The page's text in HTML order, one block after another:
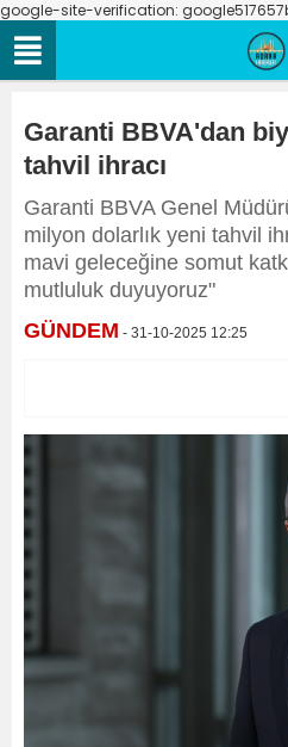
google-site-verification:
Garanti BBVA'dan
tahvil ihracı
Garanti BBVA Genel
milyon dolarlık yeni tahvil
mavi geleceğine somut
mutluluk duyuyoruz"
GÜNDEM - 31-10-2025 12:25